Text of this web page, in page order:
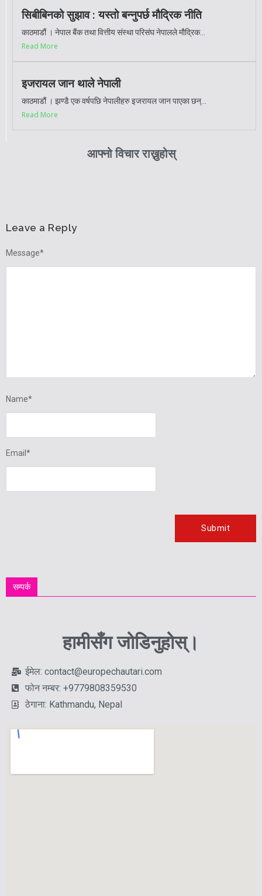
सिबीबिनको सुझाव : यस्तो बन्नुपर्छ मौद्रिक नीति
काठमाडौं । नेपाल बैंक तथा वित्तीय संस्था परिसंघ नेपालले मौद्रिक...
Read More
इजरायल जान थाले नेपाली
काठमाडौं । झण्डै एक वर्षपछि नेपालीहरु इजरायल जान पाएका छन्...
Read More
आफ्नो विचार राख्नुहोस्
Leave a Reply
Message*
Name*
Email *
सम्पर्क
हामीसँग जोडिनुहोस्।
ईमेल: contact@europechautari.com
फोन नम्बर: +9779808359530
ठेगाना: Kathmandu, Nepal